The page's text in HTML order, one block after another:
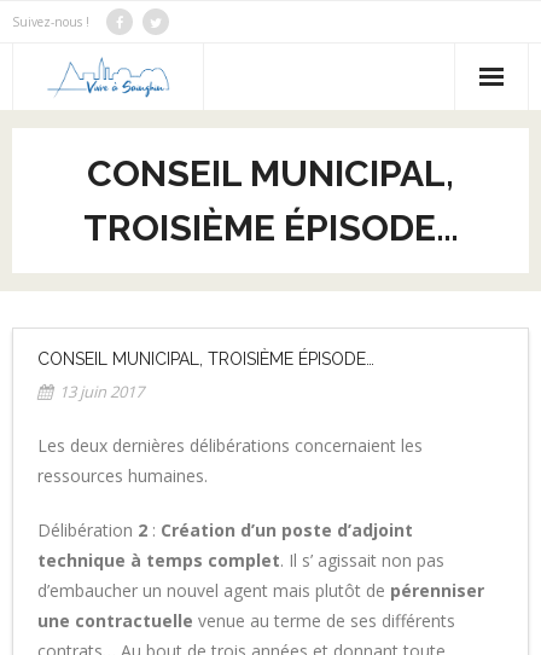
Suivez-nous !
Notre Bilan
Notre programme
Notre équipe
Nous contacter
CONSEIL MUNICIPAL,
TROISIÈME ÉPISODE…
CONSEIL MUNICIPAL, TROISIÈME ÉPISODE…
13 juin 2017
Les deux dernières délibérations concernaient les
ressources humaines.
Délibération 2 : Création d’un poste d’adjoint
technique à temps complet. Il s’ agissait non pas
d’embaucher un nouvel agent mais plutôt de pérenniser
une contractuelle venue au terme de ses différents